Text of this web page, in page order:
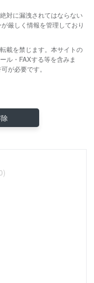
対に漏洩されてはならない
厳しく情報を管理しており
載を禁じます。本サイトの
ル・FAXする等を含みま
が必要です。